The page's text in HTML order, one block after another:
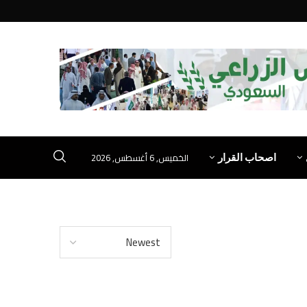
اصحاب القرار الخميس, 6 أغسطس, 2026